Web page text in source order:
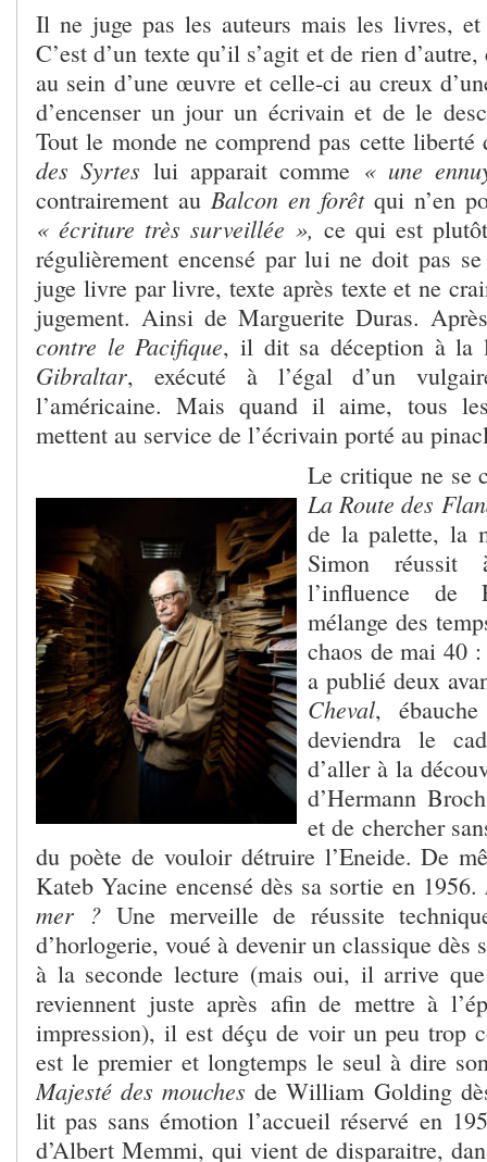
Il ne juge pas les auteurs mais les livres, et
C’est d’un texte qu’il s’agit et de rien
au sein d’une œuvre et celle-ci au creux
d’encenser un jour un écrivain et de le
Tout le monde ne comprend pas cette
des Syrtes lui apparait comme « une
contrairement au Balcon en forêtqui n’en
« écriture très surveillée », ce qui est
régulièrement encensé par lui ne doit pas
juge livre par livre, texte après texte et ne
jugement. Ainsi de Marguerite Duras.
contre le Pacifique, il dit sa déception à la
Gibraltar, exécuté à l’égal d’un
l’américaine. Mais quand il aime, tous
mettent au service de l’écrivain porté au
Le critique ne se
La Route des
de la palette, la
Simon
l’influence de
mélange des
chaos de mai 40
a publié deux
Cheval,
deviendra le
d’aller à la
d’Hermann
et de chercher
du poète de vouloir détruire l’Eneide. De
Kateb Yacine encensé dès sa sortie en 1956.
mer ? Une merveille de réussite
d’horlogerie, voué à devenir un classique dès
à la seconde lecture (mais oui, il arrive
reviennent juste après afin de mettre à
impression), il est déçu de voir un peu trop
est le premier et longtemps le seul à dire
Majesté des mouches de William Golding
lit pas sans émotion l’accueil réservé en
d’Albert Memmi, qui vient de disparaitre,